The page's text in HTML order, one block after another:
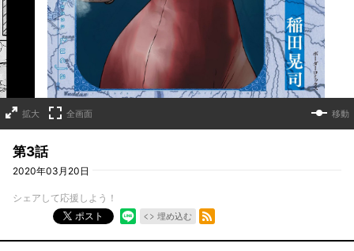
詳細ページへのリンク
拡大 全画面 移動
第3話
2020年03月20日
シェアして応援しよう！
ポスト
埋め込む
RSSフィード